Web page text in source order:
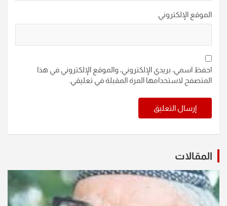
الموقع الإلكتروني
احفظ اسمي، بريدي الإلكتروني، والموقع الإلكتروني في هذا
المتصفح لاستخدامها المرة المقبلة في تعليقي.
المقالات